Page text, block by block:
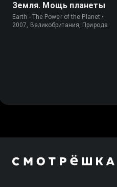
Земля. Мощь планеты
Earth - The Power of the Planet •
2007, Великобритания, Природа